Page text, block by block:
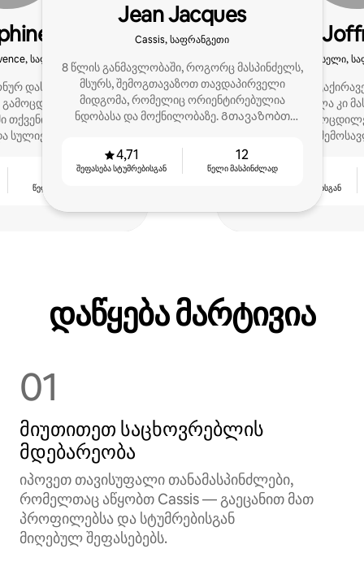
საფრანგეთი
დასაქირავებელ
გამოცდილი ვარ და
თქვენი სტუმრების
სულიერ სიმშვიდეს
წელი მასპინძლად
Jean Jacques
Cassis, საფრანგეთი
8 წლის განმავლობაში, როგორც მასპინძელს,
მსურს, შემოგთავაზოთ თავდაპირველი
მიდგომა, რომელიც ორიენტირებულია
ნდობასა და მოქნილობაზე. Გთავაზობთ
4,71
შეფასება სტუმრებისგან
12
წელი მასპინძლად
მარსელი,
Ჩემი ოთახის
წინ დავიწყე, ახლა კი
სტუმრების
და მათი
შეფასება სტუმრებისგან
დაწყება მარტივია
01
მიუთითეთ საცხოვრებლის
მდებარეობა
იპოვეთ თავისუფალი თანამასპინძლები,
რომელთაც აწყობთ Cassis — გაეცანით მათ
პროფილებსა და სტუმრებისგან
მიღებულ შეფასებებს.